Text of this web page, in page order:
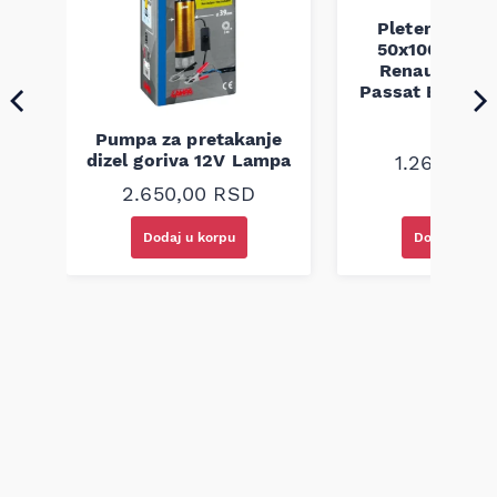
Pumpa za pretakanje
dizel goriva 12V Lampa
2.650,00 RSD
Dodaj u korpu
Pletenica
50x100 Audi
Renault
Passat B5
94-08
1.260,00
Dodaj u